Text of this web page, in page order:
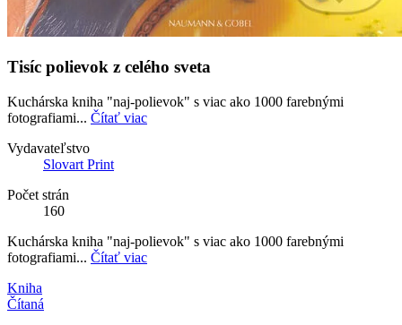
Tisíc polievok z celého sveta
Kuchárska kniha "naj-polievok" s viac ako 1000 farebnými
fotografiami... Čítať viac
Vydavateľstvo
Slovart Print
Počet strán
160
Kuchárska kniha "naj-polievok" s viac ako 1000 farebnými
fotografiami... Čítať viac
Kniha
Čítaná